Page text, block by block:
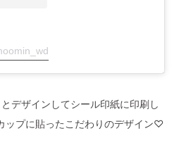
デザインしてシール印紙に印刷し
ップに貼ったこだわりのデザイン♡